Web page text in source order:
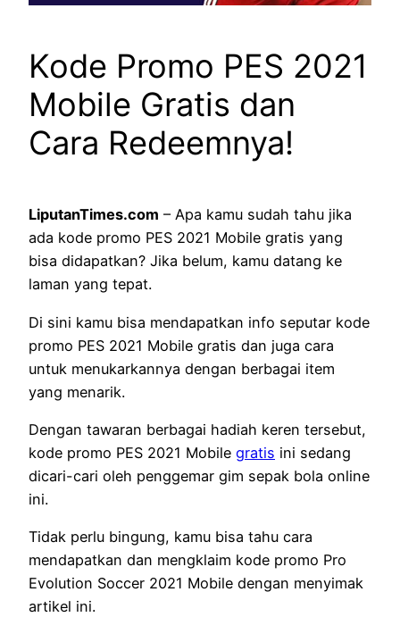
Kode Promo PES 2021
Mobile Gratis dan
Cara Redeemnya!
LiputanTimes.com – Apa kamu sudah tahu jika
ada kode promo PES 2021 Mobile gratis yang
bisa didapatkan? Jika belum, kamu datang ke
laman yang tepat.
Di sini kamu bisa mendapatkan info seputar kode
promo PES 2021 Mobile gratis dan juga cara
untuk menukarkannya dengan berbagai item
yang menarik.
Dengan tawaran berbagai hadiah keren tersebut,
kode promo PES 2021 Mobile gratis ini sedang
dicari-cari oleh penggemar gim sepak bola online
ini.
Tidak perlu bingung, kamu bisa tahu cara
mendapatkan dan mengklaim kode promo Pro
Evolution Soccer 2021 Mobile dengan menyimak
artikel ini.